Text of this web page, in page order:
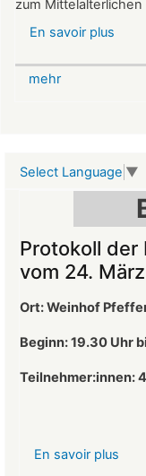
zum
En savoir plus
mehr
Select Language ▼
Protokoll der
vom 24.
Ort: Weinhof
Beginn: 19.30 Uhr
Teilnehmer:innen:
En savoir plus